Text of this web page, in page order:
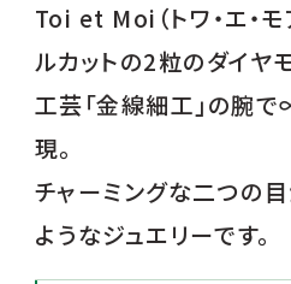
Toi et Moi（トワ・エ・モ
ルカットの2粒のダイヤ
工芸「金線細工」の腕
現。
チャーミングな二つの
ようなジュエリーです。